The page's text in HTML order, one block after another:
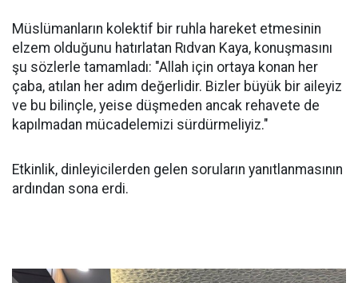
Müslümanların kolektif bir ruhla hareket etmesinin
elzem olduğunu hatırlatan Rıdvan Kaya, konuşmasını
şu sözlerle tamamladı: "Allah için ortaya konan her
çaba, atılan her adım değerlidir. Bizler büyük bir aileyiz
ve bu bilinçle, yeise düşmeden ancak rehavete de
kapılmadan mücadelemizi sürdürmeliyiz."
Etkinlik, dinleyicilerden gelen soruların yanıtlanmasının
ardından sona erdi.